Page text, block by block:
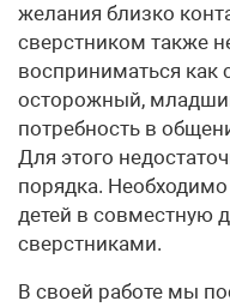
желания близко
сверстником также
восприниматься как
осторожный,
потребность в
Для этого
порядка.
детей в совместную
сверстниками.
В своей работе мы